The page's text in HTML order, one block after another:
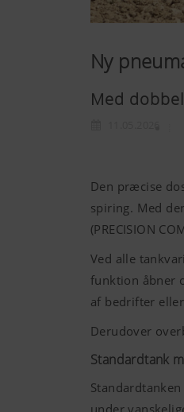
Ny
Med
Den præcise
spiring. Med
(PRECISION
Ved alle
funktion åbner
af bedrifter
Derudover
Standardtank